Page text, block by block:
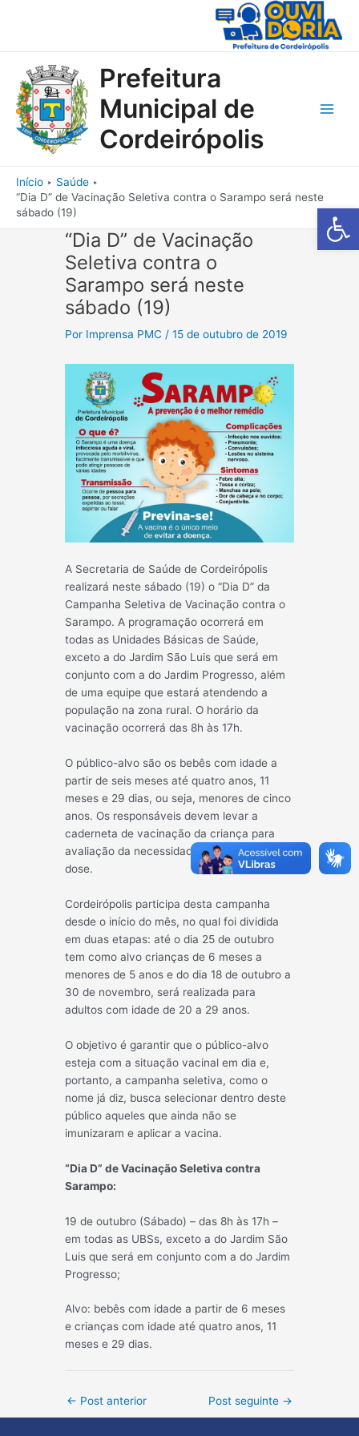
Barra de
Prefeitura
Municipal de
Cordeirópolis
Início
Saúde
“Dia D” de Vacinação Seletiva contra o Sarampo será neste
sábado (19)
“Dia D” de Vacinação
Seletiva contra o
Sarampo será neste
sábado (19)
Por Imprensa PMC /15 de outubro de 2019
A Secretaria de Saúde de Cordeirópolis
realizará neste sábado (19) o “Dia D” da
Campanha Seletiva de Vacinação contra o
Sarampo. A programação ocorrerá em
todas as Unidades Básicas de Saúde,
exceto a do Jardim São Luis que será em
conjunto com a do Jardim Progresso, além
de uma equipe que estará atendendo a
população na zona rural. O horário da
vacinação ocorrerá das 8h às 17h.
O público-alvo são os bebêscom idade a
partir de seis meses até quatro anos, 11
meses e 29 dias, ou seja, menores de cinco
anos. Os responsáveis devem levar a
caderneta de vacinação da criança para
avaliação da necessidade de aplicação da
dose.
Cordeirópolis participa desta campanha
desde o início do mês, no qual foi dividida
em duas etapas: até o dia 25 de outubro
tem como alvo crianças de 6 meses a
menores de 5 anos e do dia 18 de outubro a
30 de novembro, será realizada para
adultos com idade de 20 a 29 anos.
O objetivo é garantir que o público-alvo
esteja com a situação vacinal em dia e,
portanto, a campanha seletiva, como o
nome já diz, busca selecionar dentro deste
público aqueles que ainda não se
imunizaram e aplicar a vacina.
“Dia D” de Vacinação Seletiva contra
Sarampo:
19 de outubro (Sábado) – das 8h às 17h –
em todas as UBSs, exceto a do Jardim São
Luis que será em conjunto com a do Jardim
Progresso;
Alvo: bebês com idade a partir de 6 meses
e crianças com idade até quatro anos, 11
meses e 29 dias.
Post
← Post anterior Post seguinte →